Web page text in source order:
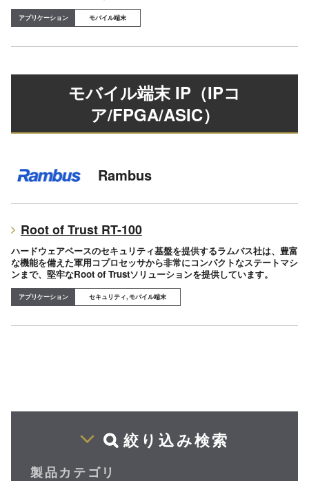
モバイル端末
モバイル端末 IP（IPコ
ア/FPGA/ASIC）
Rambus
Root of Trust RT-100
ハードウェアベースのセキュリティ基盤を提供するラムバス社は、豊富
な機能を備えた軍用コプロセッサから非常にコンパクトなステートマシ
ンまで、堅牢なRoot of Trustソリューションを提供しています。
セキュリティ, モバイル端末
絞り込み検索
製品カテゴリ